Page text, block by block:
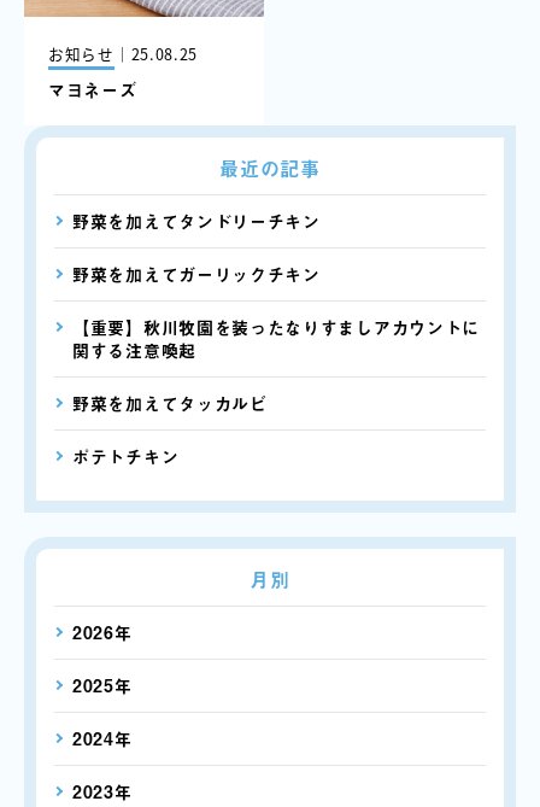
お知らせ ｜ 25.08.25
マヨネーズ
最近の記事
野菜を加えてタンドリーチキン
野菜を加えてガーリックチキン
【重要】秋川牧園を装ったなりすましアカウントに
関する注意喚起
野菜を加えてタッカルビ
ポテトチキン
月別
2026年
2025年
2024年
2023年